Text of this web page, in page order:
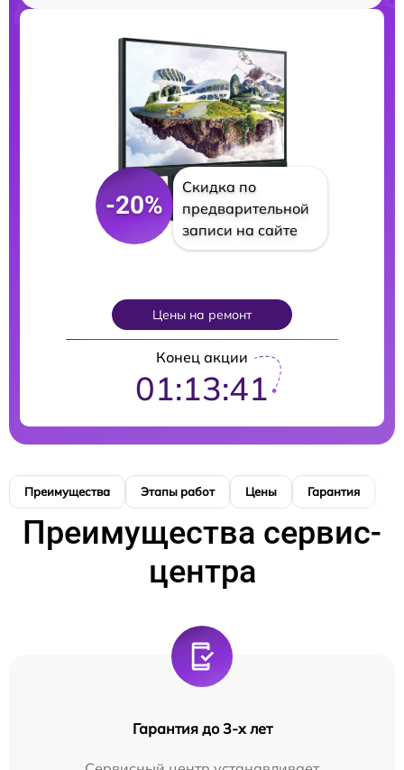
-20%
Скидка по
предварительной
записи на сайте
Цены на ремонт
Конец акции
01:13:40
Преимущества Этапы работ Цены Гарантия
Преимущества сервис-
центра
Гарантия до 3-х лет